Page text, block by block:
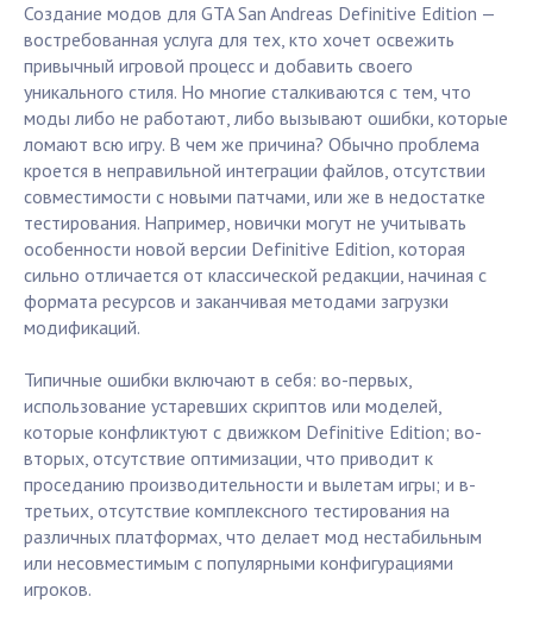
Создание модов для GTA San Andreas Definitive Edition —
востребованная услуга для тех, кто хочет освежить
привычный игровой процесс и добавить своего
уникального стиля. Но многие сталкиваются с тем, что
моды либо не работают, либо вызывают ошибки, которые
ломают всю игру. В чем же причина? Обычно проблема
кроется в неправильной интеграции файлов, отсутствии
совместимости с новыми патчами, или же в недостатке
тестирования. Например, новички могут не учитывать
особенности новой версии Definitive Edition, которая
сильно отличается от классической редакции, начиная с
формата ресурсов и заканчивая методами загрузки
модификаций.
Типичные ошибки включают в себя: во-первых,
использование устаревших скриптов или моделей,
которые конфликтуют с движком Definitive Edition; во-
вторых, отсутствие оптимизации, что приводит к
проседанию производительности и вылетам игры; и в-
третьих, отсутствие комплексного тестирования на
различных платформах, что делает мод нестабильным
или несовместимым с популярными конфигурациями
игроков.